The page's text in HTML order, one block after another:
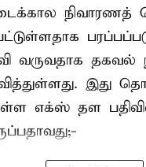
வருவதாக
இது
எக்ஸ் தள